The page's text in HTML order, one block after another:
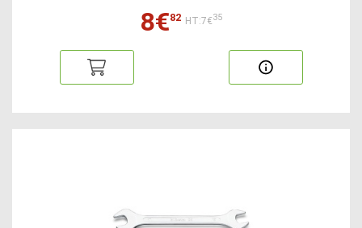
8€82 HT:7€35